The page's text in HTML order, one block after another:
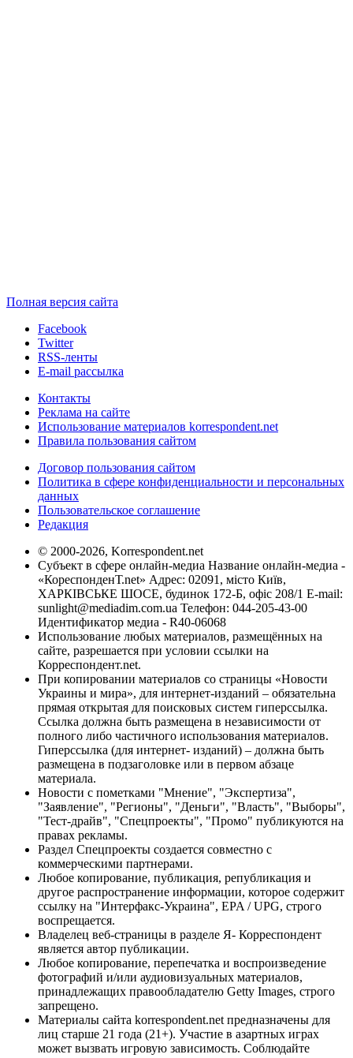
Полная версия сайта
Facebook
Twitter
RSS-ленты
E-mail рассылка
Контакты
Реклама на сайте
Использование материалов korrespondent.net
Правила пользования сайтом
Договор пользования сайтом
Политика в сфере конфиденциальности и персональных
данных
Пользовательское соглашение
Редакция
© 2000-2026, Korrespondent.net
Субъект в сфере онлайн-медиа Название онлайн-медиа -
«КореспонденТ.net» Адрес: 02091, місто Київ,
ХАРКІВСЬКЕ ШОСЕ, будинок 172-Б, офіс 208/1 E-mail:
sunlight@mediadim.com.ua Телефон: 044-205-43-00
Идентификатор медиа - R40-06068
Использование любых материалов, размещённых на
сайте, разрешается при условии ссылки на
Корреспондент.net.
При копировании материалов со страницы «Новости
Украины и мира», для интернет-изданий – обязательна
прямая открытая для поисковых систем гиперссылка.
Ссылка должна быть размещена в независимости от
полного либо частичного использования материалов.
Гиперссылка (для интернет- изданий) – должна быть
размещена в подзаголовке или в первом абзаце
материала.
Новости с пометками "Мнение", "Экспертиза",
"Заявление", "Регионы", "Деньги", "Власть", "Выборы",
"Тест-драйв", "Спецпроекты", "Промо" публикуются на
правах рекламы.
Раздел Спецпроекты создается совместно с
коммерческими партнерами.
Любое копирование, публикация, републикация и
другое распространение информации, которое содержит
ссылку на "Интерфакс-Украина", EPA / UPG, строго
воспрещается.
Владелец веб-страницы в разделе Я- Корреспондент
является автор публикации.
Любое копирование, перепечатка и воспроизведение
фотографий и/или аудиовизуальных материалов,
принадлежащих правообладателю Getty Images, строго
запрещено.
Материалы сайта korrespondent.net предназначены для
лиц старше 21 года (21+). Участие в азартных играх
может вызвать игровую зависимость. Соблюдайте